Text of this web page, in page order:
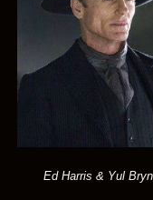
Ed Harris & Yul